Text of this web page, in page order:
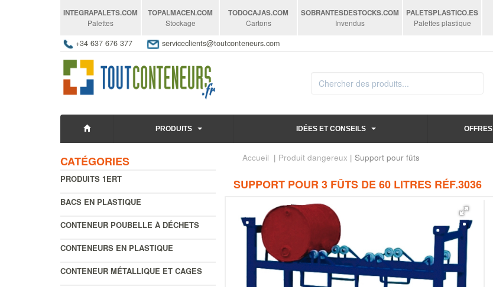
INTEGRAPALETS.COM
Palettes
TOPALMACEN.COM
Stockage
TODOCAJAS.COM
Cartons
SOBRANTESDESTOCKS.COM
Invendus
PALETSPLASTICO.ES
Palettes plastique
+34 637 676 377 serviceclients@toutconteneurs.com
PRODUITS IDÉES ET CONSEILS OFFRES
CATÉGORIES
PRODUITS 1ERT
BACS EN PLASTIQUE
CONTENEUR POUBELLE À DÉCHETS
CONTENEURS EN PLASTIQUE
CONTENEUR MÉTALLIQUE ET CAGES
Accueil | Produit dangereux | Support pour fûts
SUPPORT POUR 3 FÛTS DE 60 LITRES RÉF.3036